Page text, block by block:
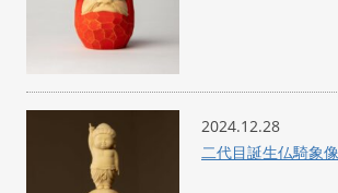
2024.12.28
二代目誕生仏騎象像